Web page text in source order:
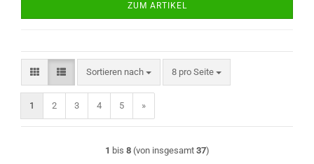
ZUM ARTIKEL
Sortieren nach
Sortieren nach 8 pro Seite
pro Seite
1 2 3 4 5 »
1 bis 8(von insgesamt 37)